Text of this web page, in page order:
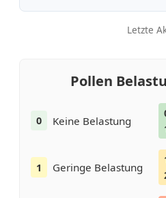
Letzte
Pollen
0 Keine Belastung
1 Geringe Belastung